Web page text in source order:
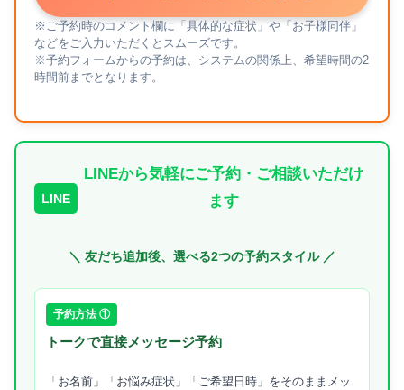
※ご予約時のコメント欄に「具体的な症状」や「お子様同伴」
などをご入力いただくとスムーズです。
※予約フォームからの予約は、システムの関係上、希望時間の2
時間前までとなります。
LINE
LINEから気軽にご予約・ご相談いただけ
ます
＼ 友だち追加後、選べる2つの予約スタイル ／
予約方法 ①
トークで直接メッセージ予約
「お名前」「お悩み症状」「ご希望日時」をそのままメッ